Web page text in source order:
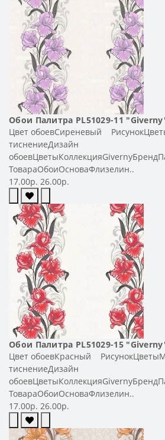
Обои Палитра PL51029-11
Цвет обоевСиреневый
тиснениеДизайн
ТовараОбоиОсноваФлизелин..
17.00р. 26.00р.
Обои Палитра PL51029-15
Цвет обоевКрасный
тиснениеДизайн
ТовараОбоиОсноваФлизелин..
17.00р. 26.00р.